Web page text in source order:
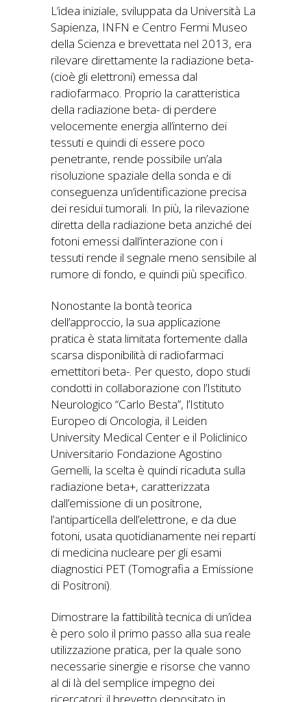
L’idea iniziale, sviluppata da Università La
Sapienza, INFN e Centro Fermi Museo
della Scienza e brevettata nel 2013, era
rilevare direttamente la radiazione beta-
(cioè gli elettroni) emessa dal
radiofarmaco. Proprio la caratteristica
della radiazione beta- di perdere
velocemente energia all’interno dei
tessuti e quindi di essere poco
penetrante, rende possibile un’ala
risoluzione spaziale della sonda e di
conseguenza un’identificazione precisa
dei residui tumorali. In più, la rilevazione
diretta della radiazione beta anziché dei
fotoni emessi dall’interazione con i
tessuti rende il segnale meno sensibile al
rumore di fondo, e quindi più specifico.
Nonostante la bontà teorica
dell’approccio, la sua applicazione
pratica è stata limitata fortemente dalla
scarsa disponibilità di radiofarmaci
emettitori beta-. Per questo, dopo studi
condotti in collaborazione con l’Istituto
Neurologico “Carlo Besta”, l’Istituto
Europeo di Oncologia, il Leiden
University Medical Center e il Policlinico
Universitario Fondazione Agostino
Gemelli, la scelta è quindi ricaduta sulla
radiazione beta+, caratterizzata
dall’emissione di un positrone,
l’antiparticella dell’elettrone, e da due
fotoni, usata quotidianamente nei reparti
di medicina nucleare per gli esami
diagnostici PET (Tomografia a Emissione
di Positroni).
Dimostrare la fattibilità tecnica di un’idea
è pero solo il primo passo alla sua reale
utilizzazione pratica, per la quale sono
necessarie sinergie e risorse che vanno
al di là del semplice impegno dei
ricercatori; il brevetto depositato in